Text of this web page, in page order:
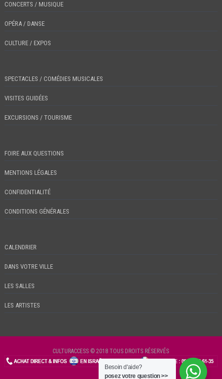
CONCERTS / MUSIQUE
OPÉRA / DANSE
CULTURE / EXPOS
SPECTACLES / COMÉDIES MUSICALES
VISITES GUIDÉES
EXCURSIONS / TOURISME
FOIRE AUX QUESTIONS
MENTIONS LÉGALES
CONFIDENTIALITÉ
CONDITIONS GÉNÉRALES
CALENDRIER
DANS VOTRE VILLE
LES SALLES
LES ARTISTES
CULTURACCESS © 2018 TOUS DROITS RÉSERVÉS
CHECKIN
Besoin d'aide?
posez votre question >>